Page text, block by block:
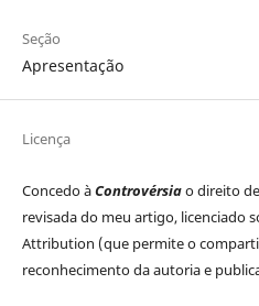
Seção
Apresentação
Licença
Concedo àControvérsiao direito
revisada do meu artigo, licenciado
Attribution (que permite o
reconhecimento da autoria e